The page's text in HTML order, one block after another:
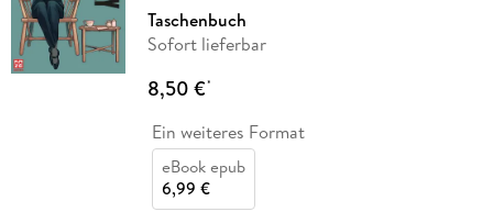
Taschenbuch
Sofort lieferbar
8,50 €*
Ein weiteres Format
eBook epub
6,99 €